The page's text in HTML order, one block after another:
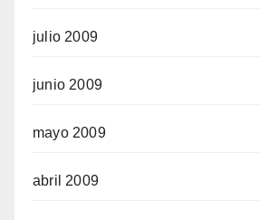
julio 2009
junio 2009
mayo 2009
abril 2009